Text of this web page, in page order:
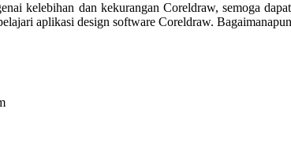
kelebihan dan kekurangan Coreldraw, semoga
aplikasi design software Coreldraw.